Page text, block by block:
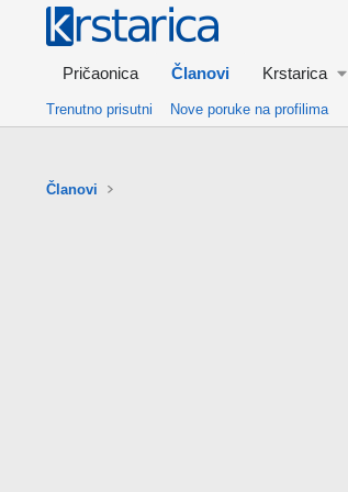
Pričaonica Članovi Krstarica
Trenutno prisutni Nove poruke na profilima
Članovi